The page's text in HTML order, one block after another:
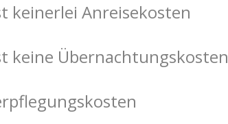
keinerlei Anreisekosten
keine Übernachtungskosten